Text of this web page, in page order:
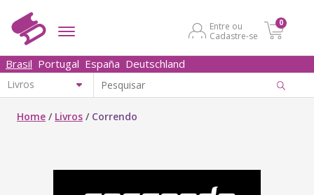
Entre ou
Cadastre-se
0
Brasil Portugal España Deutschland
Home / Livros / Correndo